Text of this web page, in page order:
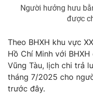
Chất lượng cuộc sống
Công nghệ
Sản phẩm
Thị trường
Tư vấn
Giao lưu trực tuyến
Lịch phát sóng
Người hưởng hưu
được
Theo BHXH khu vực
Hồ Chí Minh với
Vũng Tàu, lịch chi trả
tháng 7/2025 cho
trước đây.